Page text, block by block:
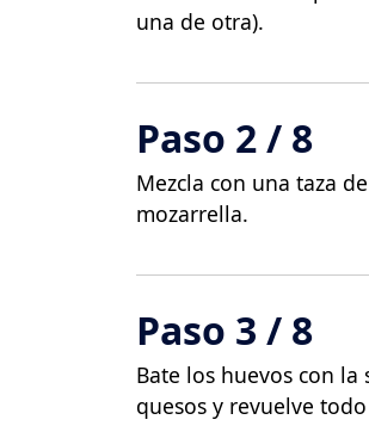
una de otra).
Paso 2 / 8
Mezcla con una taza
mozarrella.
Paso 3 / 8
Bate los huevos con
quesos y revuelve